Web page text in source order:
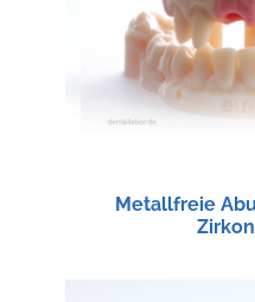
Metallfreie